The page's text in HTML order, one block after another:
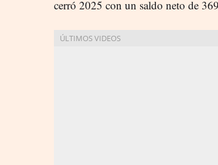
cerró 2025 con un saldo neto de